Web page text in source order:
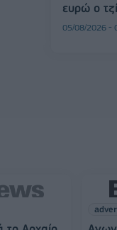
ευρώ ο
05/08/2026 -